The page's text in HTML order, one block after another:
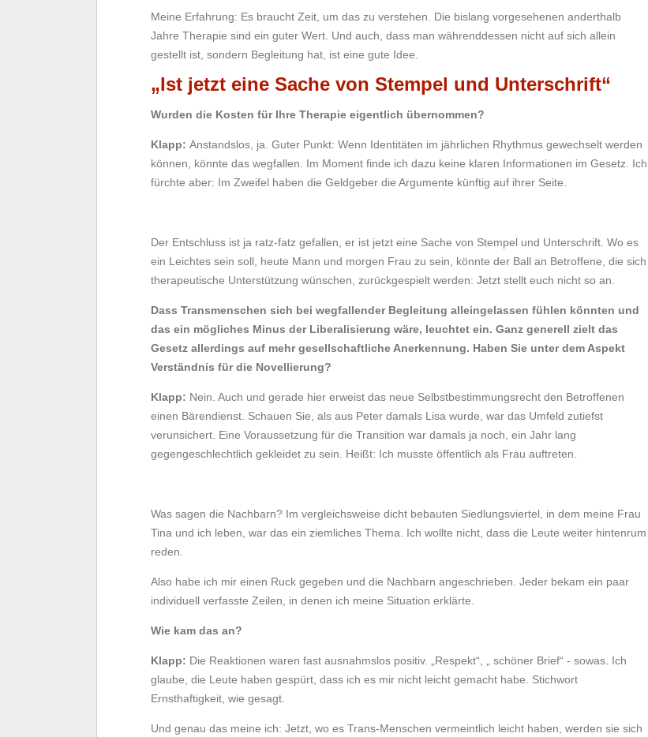
Meine Erfahrung: Es braucht Zeit, um das zu verstehen. Die bislang vorgesehenen anderthalb
Jahre Therapie sind ein guter Wert. Und auch, dass man währenddessen nicht auf sich allein
gestellt ist, sondern Begleitung hat, ist eine gute Idee.
„Ist jetzt eine Sache von Stempel und Unterschrift“
Wurden die Kosten für Ihre Therapie eigentlich übernommen?
Klapp: Anstandslos, ja. Guter Punkt: Wenn Identitäten im jährlichen Rhythmus gewechselt werden
können, könnte das wegfallen. Im Moment finde ich dazu keine klaren Informationen im Gesetz. Ich
fürchte aber: Im Zweifel haben die Geldgeber die Argumente künftig auf ihrer Seite.
Der Entschluss ist ja ratz-fatz gefallen, er ist jetzt eine Sache von Stempel und Unterschrift. Wo es
ein Leichtes sein soll, heute Mann und morgen Frau zu sein, könnte der Ball an Betroffene, die sich
therapeutische Unterstützung wünschen, zurückgespielt werden: Jetzt stellt euch nicht so an.
Dass Transmenschen sich bei wegfallender Begleitung alleingelassen fühlen könnten und
das ein mögliches Minus der Liberalisierung wäre, leuchtet ein. Ganz generell zielt das
Gesetz allerdings auf mehr gesellschaftliche Anerkennung. Haben Sie unter dem Aspekt
Verständnis für die Novellierung?
Klapp: Nein. Auch und gerade hier erweist das neue Selbstbestimmungsrecht den Betroffenen
einen Bärendienst. Schauen Sie, als aus Peter damals Lisa wurde, war das Umfeld zutiefst
verunsichert. Eine Voraussetzung für die Transition war damals ja noch, ein Jahr lang
gegengeschlechtlich gekleidet zu sein. Heißt: Ich musste öffentlich als Frau auftreten.
Was sagen die Nachbarn? Im vergleichsweise dicht bebauten Siedlungsviertel, in dem meine Frau
Tina und ich leben, war das ein ziemliches Thema. Ich wollte nicht, dass die Leute weiter hintenrum
reden.
Also habe ich mir einen Ruck gegeben und die Nachbarn angeschrieben. Jeder bekam ein paar
individuell verfasste Zeilen, in denen ich meine Situation erklärte.
Wie kam das an?
Klapp: Die Reaktionen waren fast ausnahmslos positiv. „Respekt“, „ schöner Brief“ - sowas. Ich
glaube, die Leute haben gespürt, dass ich es mir nicht leicht gemacht habe. Stichwort
Ernsthaftigkeit, wie gesagt.
Und genau das meine ich: Jetzt, wo es Trans-Menschen vermeintlich leicht haben, werden sie sich